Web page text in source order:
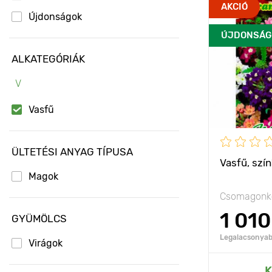
Újdonságok
ALKATEGÓRIÁK
V
Vasfű
ÜLTETÉSI ANYAG TÍPUSA
Magok
GYÜMÖLCS
Virágok
AKCIÓ
Vasfű,
1 010
Kifejlett kori
magasság
Ültetési
Fényigény